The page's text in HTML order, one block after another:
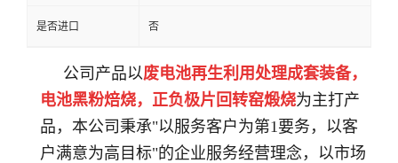
是否进口 否
公司产品以废电池再生利用处理成套装备，
电池黑粉焙烧，正负极片回转窑煅烧为主打产
品 ， 本公司秉承"以服务客户为第1要务，以客
户满意为高目标"的企业服务经营理念，以市场